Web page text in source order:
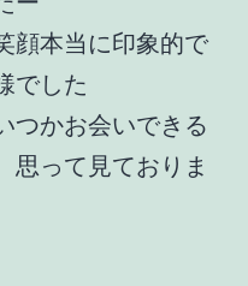
顔本当に印象的で
でした
つかお会いできる
思って見ておりま